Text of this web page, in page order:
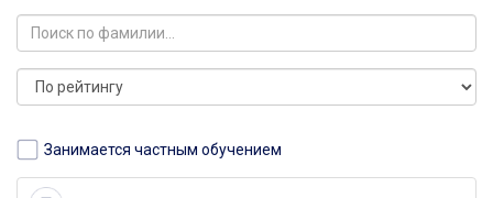
Занимается частным обучением